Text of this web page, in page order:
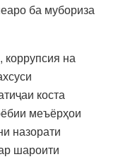
ба мубориза
коррупсия на
коста
меъёрҳои
назорати
шароити